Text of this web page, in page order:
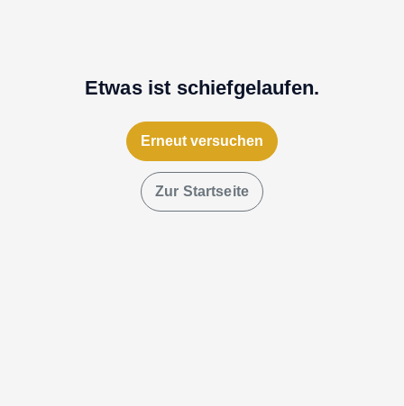
Etwas ist schiefgelaufen.
Erneut versuchen
Zur Startseite